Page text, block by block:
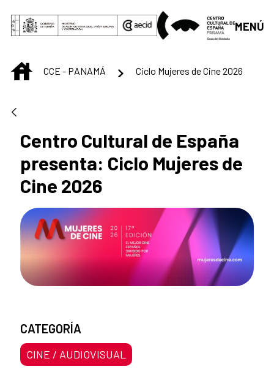
Saltar al contenido principal
MENÚ
INICIOCCE - PANAMÁ Ciclo Mujeres de Cine 2026
Centro Cultural de España
presenta: Ciclo Mujeres de
Cine 2026
CATEGORÍA
CINE / AUDIOVISUAL